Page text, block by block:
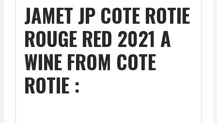
JAMET JP COTE ROTIE
ROUGE RED 2021 A
WINE FROM COTE
ROTIE :